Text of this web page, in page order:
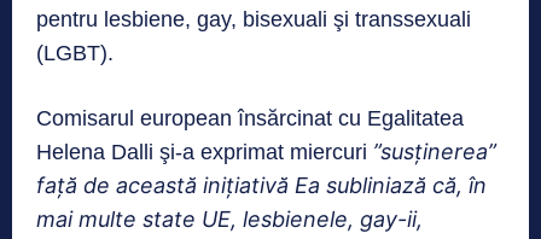
pentru lesbiene, gay, bisexuali şi transsexuali
(LGBT).
Comisarul european însărcinat cu Egalitatea
Helena Dalli şi-a exprimat miercuri ”susţinerea”
faţă de această iniţiativă Ea subliniază că, în
mai multe state UE, lesbienele, gay-ii,